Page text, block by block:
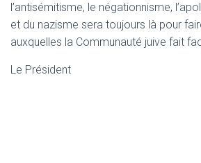
l’antisémitisme, le négationnisme,
et du nazisme sera toujours là pour
auxquelles la Communauté juive fait
Le Président